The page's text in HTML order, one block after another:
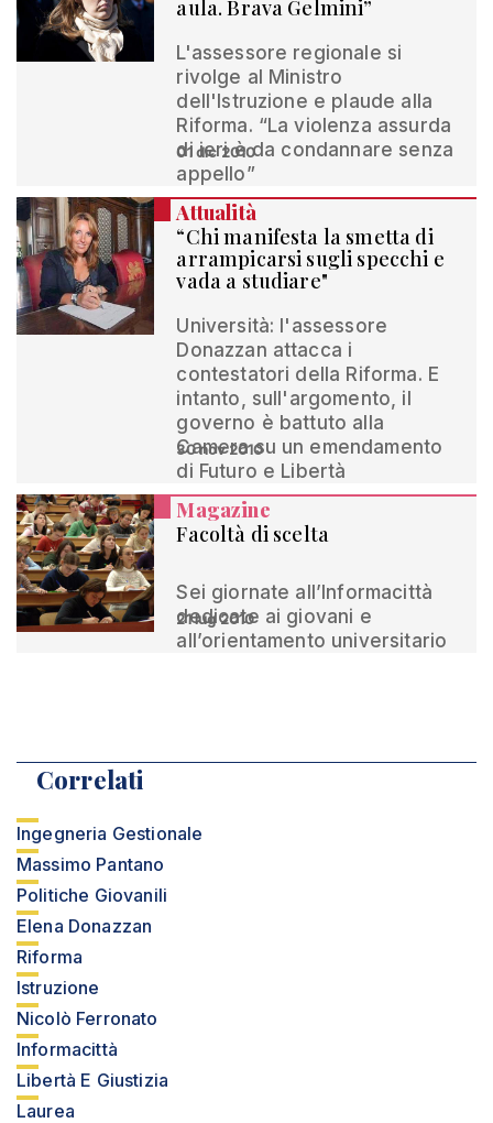
aula. Brava Gelmini”
L'assessore regionale si
rivolge al Ministro
dell'Istruzione e plaude alla
Riforma. “La violenza assurda
di ieri è da condannare senza
appello”
01 dic 2010
Attualità
“Chi manifesta la smetta di
arrampicarsi sugli specchi e
vada a studiare"
Università: l'assessore
Donazzan attacca i
contestatori della Riforma. E
intanto, sull'argomento, il
governo è battuto alla
Camera su un emendamento
di Futuro e Libertà
30 nov 2010
Magazine
Facoltà di scelta
Sei giornate all’Informacittà
dedicate ai giovani e
all’orientamento universitario
21 lug 2010
Correlati
Ingegneria Gestionale
Massimo Pantano
Politiche Giovanili
Elena Donazzan
Riforma
Istruzione
Nicolò Ferronato
Informacittà
Libertà E Giustizia
Laurea